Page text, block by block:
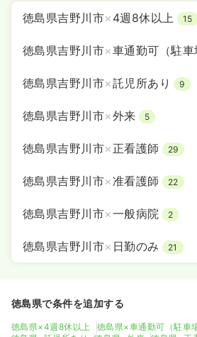
徳島県吉野川市× 4週8休以上 15
徳島県吉野川市×車通勤可（駐車
徳島県吉野川市×託児所あり 9
徳島県吉野川市×外来 5
徳島県吉野川市× 正看護師 29
徳島県吉野川市×准看護師 22
徳島県吉野川市×一般病院 2
徳島県吉野川市× 日勤のみ 21
徳島県で条件を追加する
徳島県×4週8休以上
徳島県×車通勤可（駐車